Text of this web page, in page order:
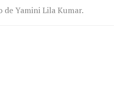
de Yamini Lila Kumar.